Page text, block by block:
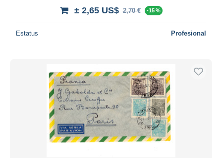
± 2,65 US$ 2,70 € -15 %
Estatus Profesional